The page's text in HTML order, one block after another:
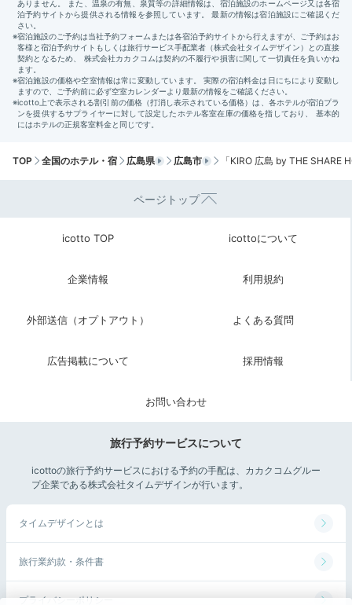
浴室 / モデレートタイプ 浴
ほぼ全室がバスルームとトイレが独立しているセパレー
トタイプ。しかも洗い場付きなので、バスタイムをゆっ
よ。（「モデレートバンクグループ」はシャワールーム
Breakfast
08:00
明るいラウンジで
絶品クレープ料理
TOP 全国のホテル・宿 広島県 広島市 「KIRO 広島 by THE SHARE
ページトップ
icotto TOP icottoについて
企業情報 利用規約
外部送信（オプトアウト） よくある質問
広告掲載について 採用情報
お問い合わせ
旅行予約サービスについて
icottoの旅行予約サービスにおける予約の手配は、カカクコムグルー
プ企業である株式会社タイムデザインが行います。
タイムデザインとは
旅行業約款・条件書
プライバシーポリシー